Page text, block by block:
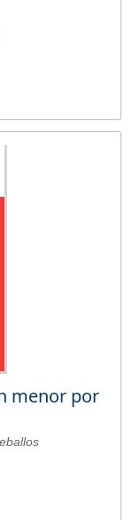
menor por